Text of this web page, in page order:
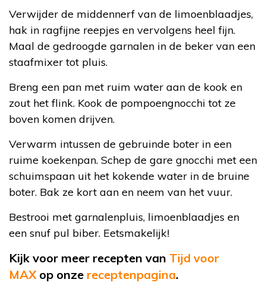
Verwijder de middennerf van de limoenblaadjes,
hak in ragfijne reepjes en vervolgens heel fijn.
Maal de gedroogde garnalen in de beker van een
staafmixer tot pluis.
Breng een pan met ruim water aan de kook en
zout het flink. Kook de pompoengnocchi tot ze
boven komen drijven.
Verwarm intussen de gebruinde boter in een
ruime koekenpan. Schep de gare gnocchi met een
schuimspaan uit het kokende water in de bruine
boter. Bak ze kort aan en neem van het vuur.
Bestrooi met garnalenpluis, limoenblaadjes en
een snuf pul biber. Eetsmakelijk!
Kijk voor meer recepten van Tijd voor
MAX op onze receptenpagina.